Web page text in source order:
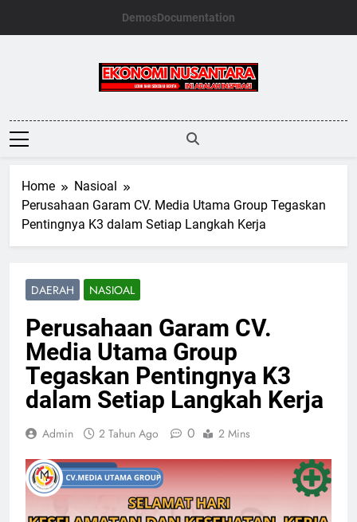
DemosDocumentation
Ekonomi
Nusantara
Home
Nasioal
Perusahaan Garam CV. Media Utama Group Tegaskan
Pentingnya K3 dalam Setiap Langkah Kerja
DAERAH NASIOAL
Perusahaan Garam CV.
Media Utama Group
Tegaskan Pentingnya K3
dalam Setiap Langkah Kerja
Admin 2 Tahun Ago 0 2 Mins